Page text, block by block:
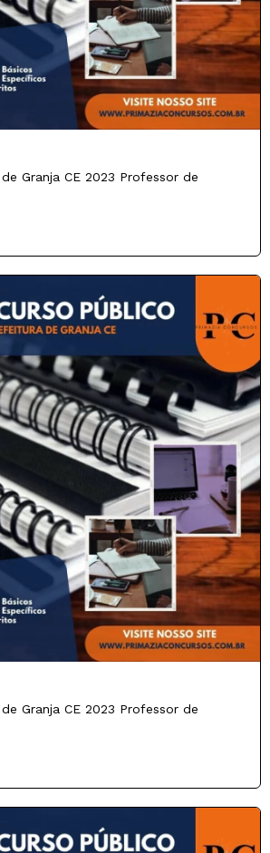
Granja CE 2023 Professor de
Granja CE 2023 Professor de